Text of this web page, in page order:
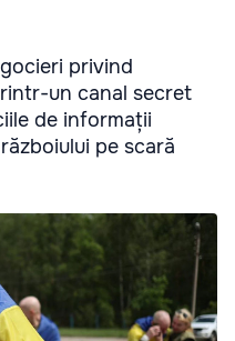
privind
un canal secret
de informații
pe scară